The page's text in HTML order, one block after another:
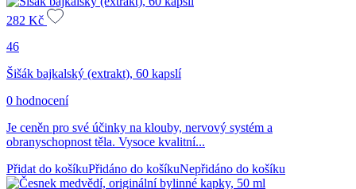
282 Kč
46
Šišák bajkalský (extrakt), 60 kapslí
0 hodnocení
Je ceněn pro své účinky na klouby, nervový systém a
obranyschopnost těla. Vysoce kvalitní...
Přidat do košíkuPřidáno do košíkuNepřidáno do košíku